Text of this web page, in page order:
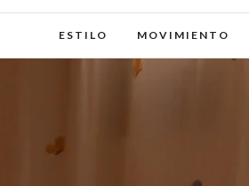
ESTILO MOVIMIENTO